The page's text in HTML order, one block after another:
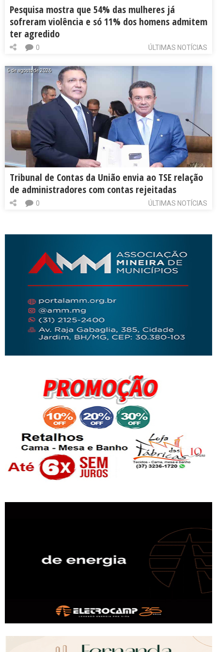
Pesquisa mostra que 54% das mulheres já
sofreram violência e só 11% dos homens admitem
ter agredido
ÚLTIMAS NOTÍCIAS
0
5 de agosto de 2026
Tribunal de Contas da União envia ao TSE relação
de administradores com contas rejeitadas
ÚLTIMAS NOTÍCIAS
0